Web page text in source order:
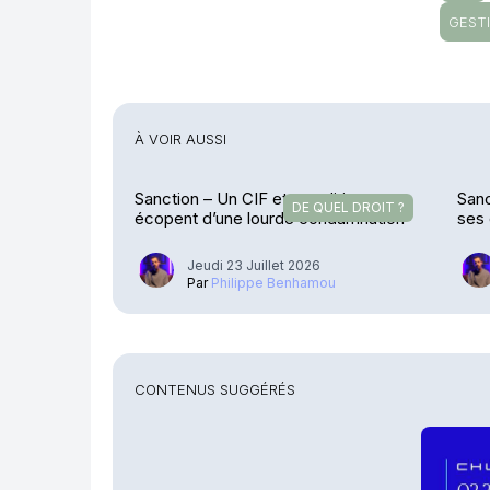
À VOIR AUSSI
DE QUEL DROIT ?
Sanction – Un CIF et ses dirigeants
écopent d’une lourde condamnation
Jeudi 23 Juillet 2026
Par Philippe Benhamou
ses
CONTENUS SUGGÉRÉS